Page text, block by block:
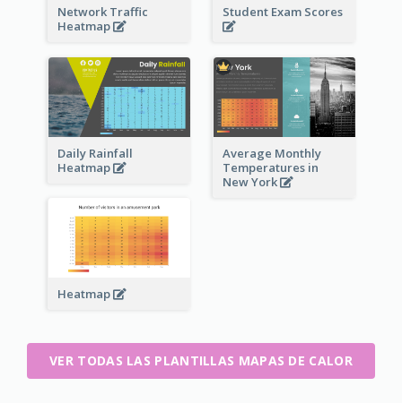
Network Traffic
Heatmap
Student Exam Scores
Daily Rainfall
Heatmap
Average Monthly
Temperatures in
New York
Heatmap
VER TODAS LAS PLANTILLAS MAPAS DE CALOR